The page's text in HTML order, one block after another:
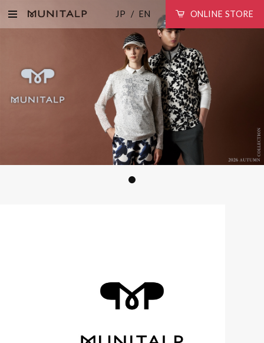
JP EN ONLINE STORE